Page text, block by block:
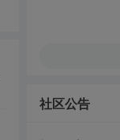
社区公告